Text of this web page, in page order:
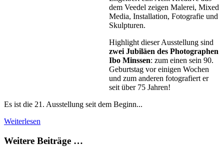
dem Veedel zeigen Malerei, Mixed
Media, Installation, Fotografie und
Skulpturen.
Highlight dieser Ausstellung sind
zwei Jubiläen des Photographen
Ibo Minssen: zum einen sein 90.
Geburtstag vor einigen Wochen
und zum anderen fotografiert er
seit über 75 Jahren!
Es ist die 21. Ausstellung seit dem Beginn...
Weiterlesen
Weitere Beiträge …